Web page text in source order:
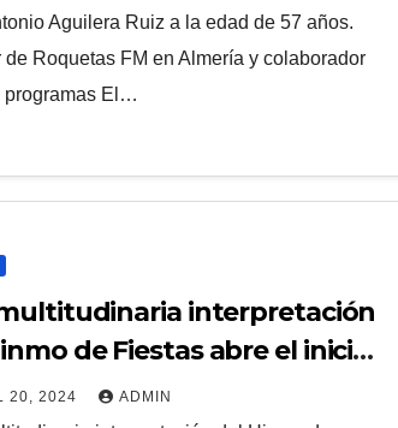
Aguilera Ruiz a la edad de 57 años.
de Roquetas FM en Almería y colaborador
programas El…
interpretación
de Fiestas abre el inicio
Fiestas de Moros y Cristianos
20, 2024 ADMIN